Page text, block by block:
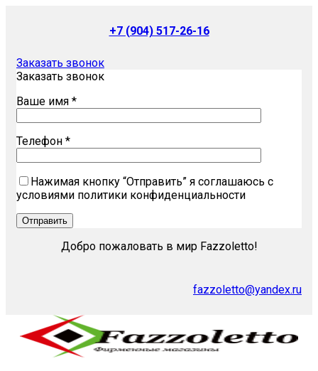
+7 (904) 517-26-16
Заказать звонок
Заказать звонок
Ваше имя *
Телефон *
Нажимая кнопку “Отправить” я соглашаюсь с
условиями политики конфиденциальности
Добро пожаловать в мир Fazzoletto!
fazzoletto@yandex.ru